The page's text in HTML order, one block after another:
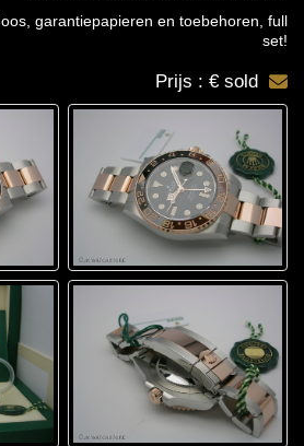
garantiepapieren en toebehoren, full
set!
Prijs : € sold